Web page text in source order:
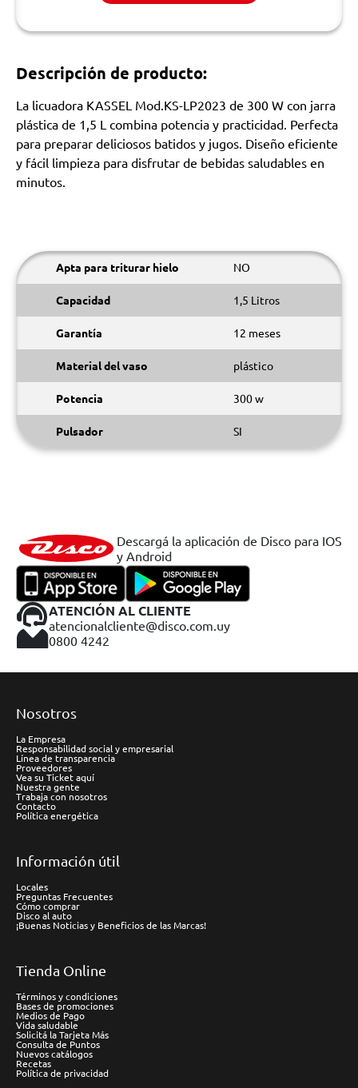
Descripción de producto:
La licuadora KASSEL Mod.KS-LP2023 de 300 W con jarra
plástica de 1,5 L combina potencia y practicidad. Perfecta
para preparar deliciosos batidos y jugos. Diseño eficiente
y fácil limpieza para disfrutar de bebidas saludables en
minutos.
Apta para triturar hielo NO
Capacidad 1,5 Litros
Garantía 12 meses
Material del vaso plástico
Potencia 300 w
Pulsador SI
Descargá la aplicación de Disco para IOS
y Android
ATENCIÓN AL CLIENTE
atencionalcliente@disco.com.uy
0800 4242
Nosotros
La Empresa
Responsabilidad social y empresarial
Línea de transparencia
Proveedores
Vea su Ticket aquí
Nuestra gente
Trabaja con nosotros
Contacto
Política energética
Información útil
Locales
Preguntas Frecuentes
Cómo comprar
Disco al auto
¡Buenas Noticias y Beneficios de las Marcas!
Tienda Online
Términos y condiciones
Bases de promociones
Medios de Pago
Vida saludable
Solicitá la Tarjeta Más
Consulta de Puntos
Nuevos catálogos
Recetas
Política de privacidad